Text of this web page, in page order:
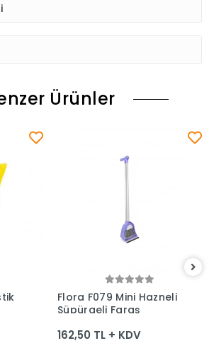
Ürünler
Flora F079 Mini Hazneli
Süpürgeli Faraş
162,50 TL + KDV